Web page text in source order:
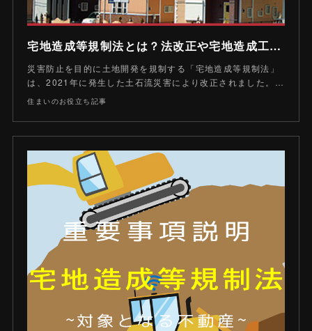
宅地造成等規制法とは？法改正や宅地造成工事規制区域をわかりやすく解説 - 住まいのお役立ち記事
災害防止を目的に土地開発を規制する「宅地造成等規制法」
は、2021年に発生した土石流災害により改正されました。…
住まいのお役立ち記事